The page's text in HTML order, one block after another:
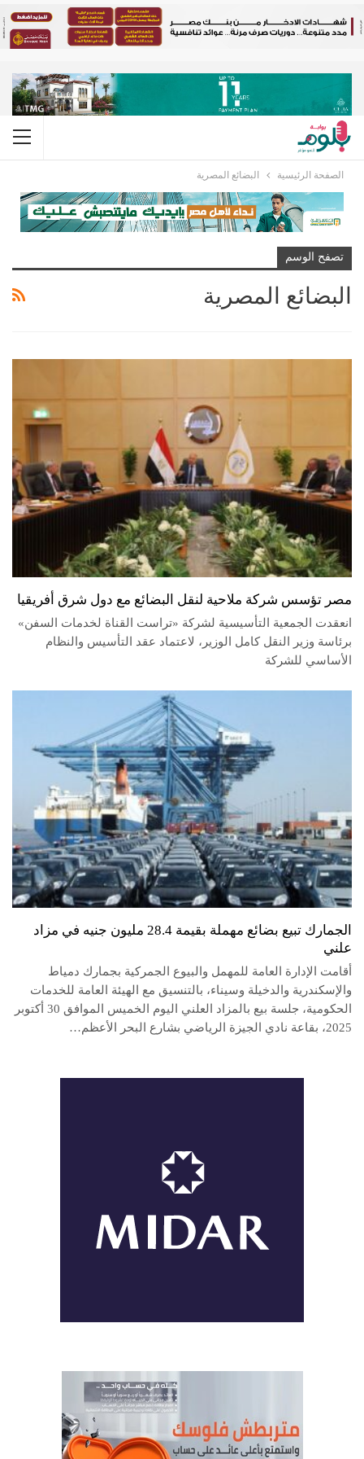
الصفحة الرئيسية البضائع المصرية
تصفح الوسم
البضائع المصرية
مصر تؤسس شركة ملاحية لنقل البضائع مع دول شرق أفريقيا
انعقدت الجمعية التأسيسية لشركة «تراست القناة لخدمات السفن»
برئاسة وزير النقل كامل الوزير، لاعتماد عقد التأسيس والنظام
الأساسي للشركة
الجمارك تبيع بضائع مهملة بقيمة 28.4 مليون جنيه في مزاد
علني
أقامت الإدارة العامة للمهمل والبيوع الجمركية بجمارك دمياط
والإسكندرية والدخيلة وسيناء، بالتنسيق مع الهيئة العامة للخدمات
الحكومية، جلسة بيع بالمزاد العلني اليوم الخميس الموافق 30 أكتوبر
2025، بقاعة نادي الجيزة الرياضي بشارع البحر الأعظم…